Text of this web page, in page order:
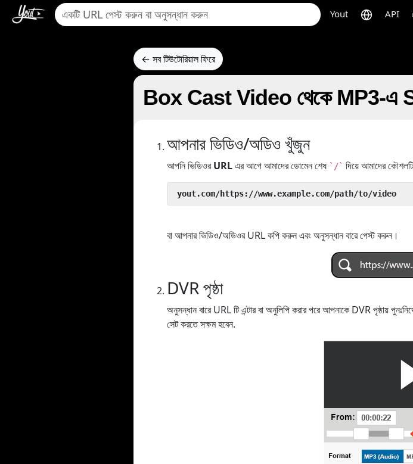
Yout API
← সব টিউটোরিয়াল ফিরে
Box Cast Video থেকে MP3-এ
আপনার ভিডিও/অডিও খুঁজুন
আপনি ভিডিওরURLএর আগে আমাদের ডোমেন শেষ `/` দিয়ে আমাদের
yout.com/https://www.example.com/path/to/video
বা আপনার ভিডিও/অডিওর URL কপি করুন এবং অনুসন্ধান বারে পেস্ট করুন।
DVR পৃষ্ঠা
অনুসন্ধান বারে URL টি এন্টার বা অনুলিপি করার পরে আপনাকে DVR পৃষ্ঠায়
সেট করতে সক্ষম হবেন.